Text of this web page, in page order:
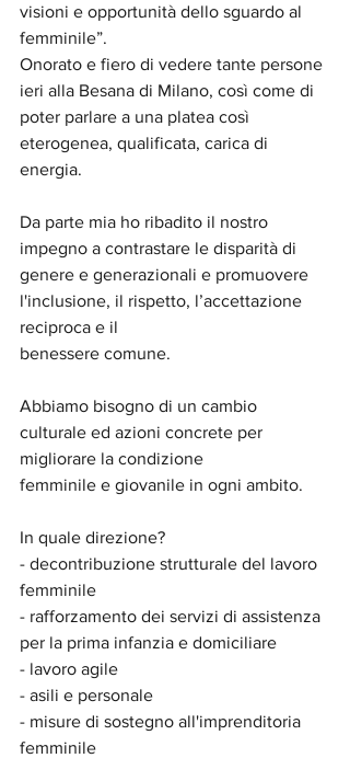
visioni e opportunità dello sguardo al
femminile”.
Onorato e fiero di vedere tante persone
ieri alla Besana di Milano, così come di
poter parlare a una platea così
eterogenea, qualificata, carica di
energia.
Da parte mia ho ribadito il nostro
impegno a contrastare le disparità di
genere e generazionali e promuovere
l'inclusione, il rispetto, l’accettazione
reciproca e il
benessere comune.
Abbiamo bisogno di un cambio
culturale ed azioni concrete per
migliorare la condizione
femminile e giovanile in ogni ambito.
In quale direzione?
- decontribuzione strutturale del lavoro
femminile
- rafforzamento dei servizi di assistenza
per la prima infanzia e domiciliare
- lavoro agile
- asili e personale
- misure di sostegno all'imprenditoria
femminile